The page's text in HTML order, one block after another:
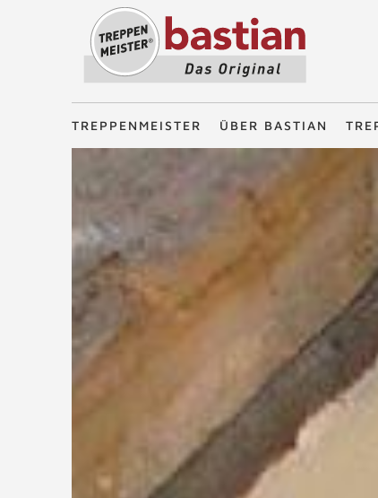
Treppenmeister - Das Original
TREPPENMEISTER ÜBER BASTIAN